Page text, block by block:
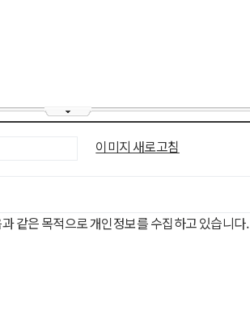
이미지 새로고침
같은 목적으로 개인정보를 수집하고 있습니다.